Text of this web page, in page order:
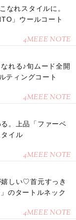
なれスタイルに。
」ウールコート
4MEEE NOTE
れる♪旬ムード全開
ティングコート
4MEEE NOTE
。上品「ファーベ
イル
4MEEE NOTE
しい♡首元すっき
のタートルネック
4MEEE NOTE